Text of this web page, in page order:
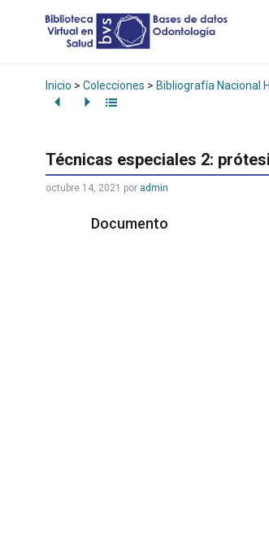
Inicio > Colecciones > Bibliografía Nacional
Técnicas especiales 2:
octubre 14, 2021 por admin
Documento